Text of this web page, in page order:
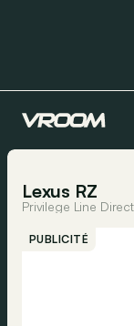
Lexus RZ
Privilege Line
PUBLICITÉ